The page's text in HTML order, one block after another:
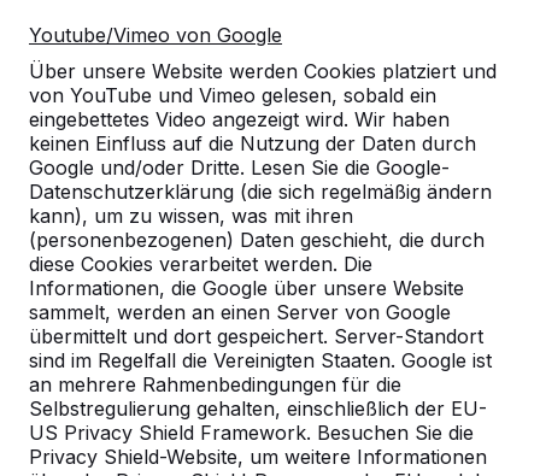
Youtube/Vimeo von Google
Über unsere Website werden Cookies platziert und
von YouTube und Vimeo gelesen, sobald ein
eingebettetes Video angezeigt wird. Wir haben
keinen Einfluss auf die Nutzung der Daten durch
Google und/oder Dritte. Lesen Sie die Google-
Datenschutzerklärung (die sich regelmäßig ändern
kann), um zu wissen, was mit ihren
(personenbezogenen) Daten geschieht, die durch
diese Cookies verarbeitet werden. Die
Informationen, die Google über unsere Website
sammelt, werden an einen Server von Google
übermittelt und dort gespeichert. Server-Standort
sind im Regelfall die Vereinigten Staaten. Google ist
an mehrere Rahmenbedingungen für die
Selbstregulierung gehalten, einschließlich der EU-
US Privacy Shield Framework. Besuchen Sie die
Privacy Shield-Website, um weitere Informationen
Referenzen
Unsere Produkte finden Sie in ganz Europa
und darüber hinaus. Sehen Sie hier, wo Sie
ein HeBlad-Produkt in Ihrer Nähe finden.
Produkt
Alles anzeigen
Kategorie
Alles anzeigen